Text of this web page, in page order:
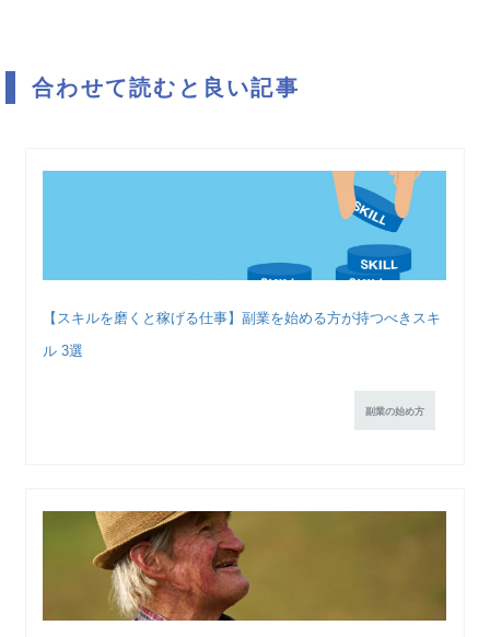
合わせて読むと良い記事
【スキルを磨くと稼げる仕事】副業を始める方が持つべきスキ
ル 3選
副業の始め方